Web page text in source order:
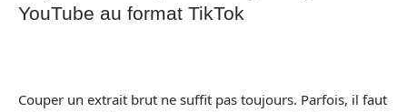
YouTube au format TikTok
Couper un extrait brut ne suffit pas toujours. Parfois, il faut